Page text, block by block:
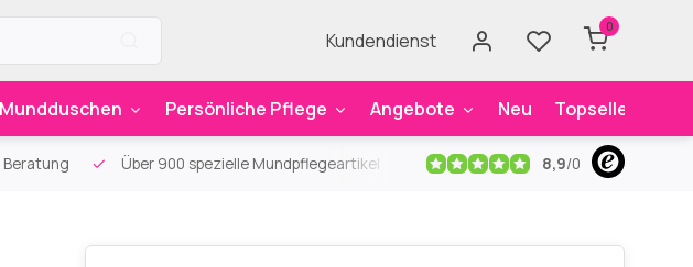
Kundendienst
0
Mundduschen Persönliche Pflege Angebote Neu Topseller
Beratung Über 900 spezielle Mundpflegeartikel Kostenloser Versandab 59€
8,9/0